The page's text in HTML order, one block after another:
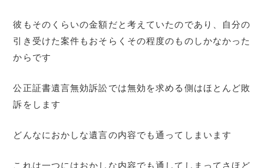
彼もそのくらいの金額だと考えていたのであり、自分の
引き受けた案件もおそらくその程度のものしかなかった
からです
公正証書遺言無効訴訟では無効を求める側はほとんど敗
訴をします
どんなにおかしな遺言の内容でも通ってしまいます
これは一つにはおかしな内容でも通してしまってさほど